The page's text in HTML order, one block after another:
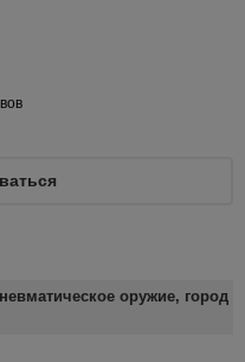
оружие, город